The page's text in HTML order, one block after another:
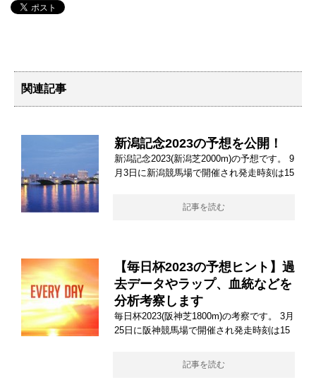
関連記事
新潟記念2023の予想を公開！
新潟記念2023(新潟芝2000m)の予想です。 9
月3日に新潟競馬場で開催され発走時刻は15
記事を読む
【毎日杯2023の予想ヒント】過
去データやラップ、血統などを
分析考察します
毎日杯2023(阪神芝1800m)の考察です。 3月
25日に阪神競馬場で開催され発走時刻は15
記事を読む